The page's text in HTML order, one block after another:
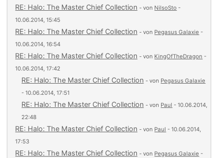
RE: Halo: The Master Chief Collection - von NilsoSto -
10.06.2014, 15:45
RE: Halo: The Master Chief Collection - von Pegasus Galaxie -
10.06.2014, 16:54
RE: Halo: The Master Chief Collection - von KingOfTheDragon -
10.06.2014, 17:42
RE: Halo: The Master Chief Collection - von Pegasus Galaxie
- 10.06.2014, 17:51
RE: Halo: The Master Chief Collection - von Paul - 10.06.2014,
22:48
RE: Halo: The Master Chief Collection - von Paul - 10.06.2014,
17:53
RE: Halo: The Master Chief Collection - von Pegasus Galaxie -